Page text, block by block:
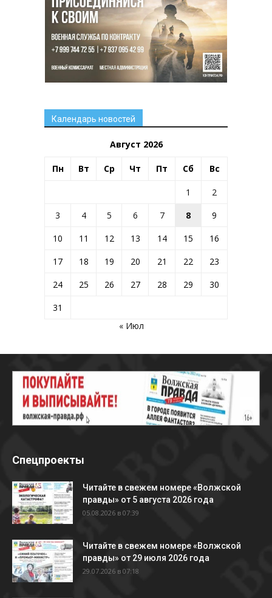
Календарь новостей
Август 2026
Пн Вт Ср Чт Пт Сб Вс
1
2
3
4 5 6 7 8
9
10
11 12 13 14 15
16
17
18 19 20 21 22
23
24
25 26 27 28 29
30
31
« Июл
Спецпроекты
Читайте в свежем номере «Волжской
правды» от 5 августа 2026 года
05.08.2026 в 07:39
Читайте в свежем номере «Волжской
правды» от 29 июля 2026 года
29.07.2026 в 07:18